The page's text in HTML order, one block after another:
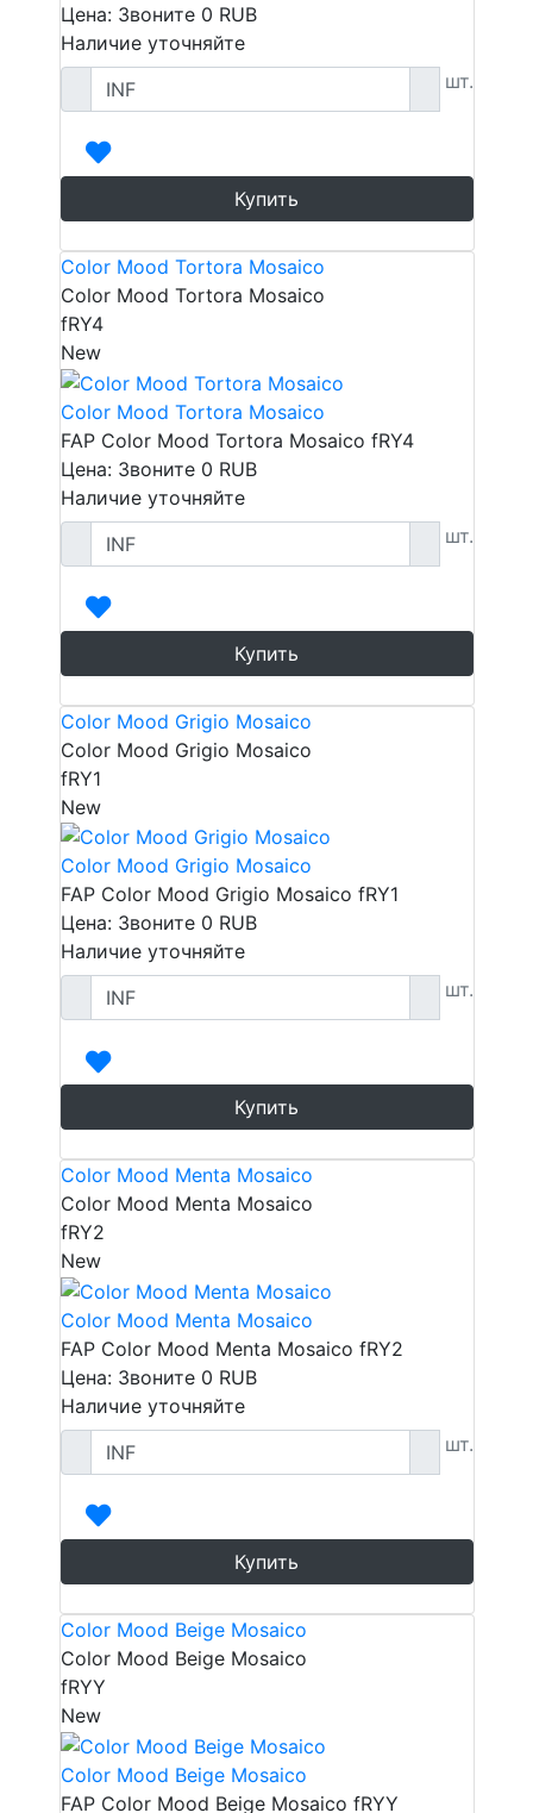
Цена: Звоните 0 RUB
Наличие уточняйте
шт.
Купить
Color Mood Tortora Mosaico
Color Mood Tortora Mosaico
fRY4
New
Color Mood Tortora Mosaico
FAP Color Mood Tortora Mosaico fRY4
Цена: Звоните 0 RUB
Наличие уточняйте
шт.
Купить
Color Mood Grigio Mosaico
Color Mood Grigio Mosaico
fRY1
New
Color Mood Grigio Mosaico
FAP Color Mood Grigio Mosaico fRY1
Цена: Звоните 0 RUB
Наличие уточняйте
шт.
Купить
Color Mood Menta Mosaico
Color Mood Menta Mosaico
fRY2
New
Color Mood Menta Mosaico
FAP Color Mood Menta Mosaico fRY2
Цена: Звоните 0 RUB
Наличие уточняйте
шт.
Купить
Color Mood Beige Mosaico
Color Mood Beige Mosaico
fRYY
New
Color Mood Beige Mosaico
FAP Color Mood Beige Mosaico fRYY